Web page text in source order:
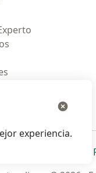
en una nueva
se abre en una nueva
se
experiencia.